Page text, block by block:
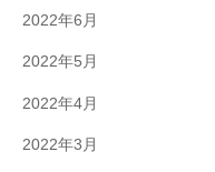
2022年6月
2022年5月
2022年4月
2022年3月